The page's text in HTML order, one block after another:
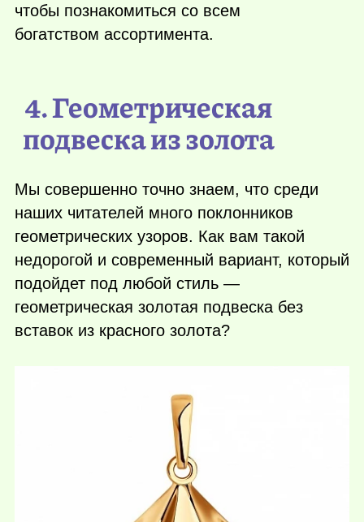
чтобы познакомиться со всем
богатством ассортимента.
4. Геометрическая
подвеска из золота
Мы совершенно точно знаем, что среди
наших читателей много поклонников
геометрических узоров. Как вам такой
недорогой и современный вариант, который
подойдет под любой стиль —
геометрическая золотая подвеска без
вставок из красного золота?